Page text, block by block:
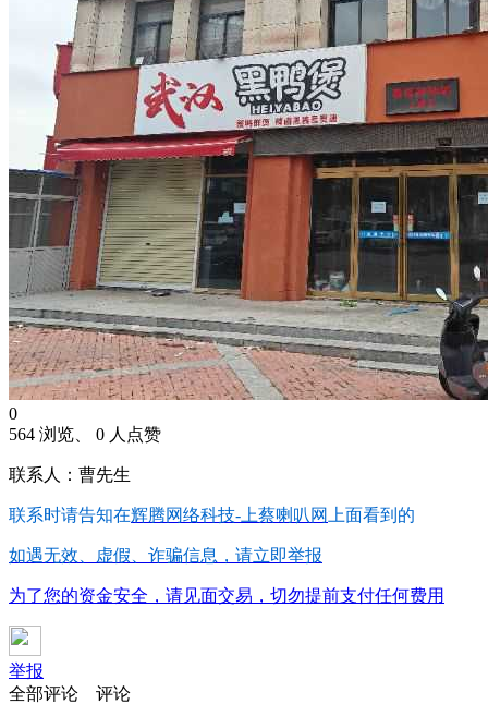
0
564 浏览、 0 人点赞
联系人：曹先生
联系时请告知在辉腾网络科技-上蔡喇叭网 上面看到的
如遇无效、虚假、诈骗信息，请立即举报
为了您的资金安全，请见面交易，切勿提前支付任何费用
举报
全部评论
评论